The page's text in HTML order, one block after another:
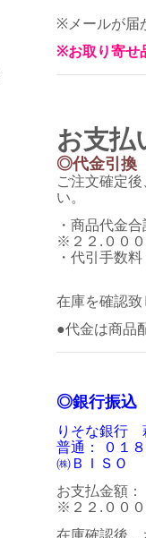
※メールが届
※お取り寄せ
お支払
◎代金引換
ご注文確定
い。
・商品代金
※２２.００
・代引手数
在庫を確認
●代金は商品
◎銀行振込
りそな銀行
普通： ０１
㈱ＢＩＳＯ
お支払金額
※２２.００
在庫確認後